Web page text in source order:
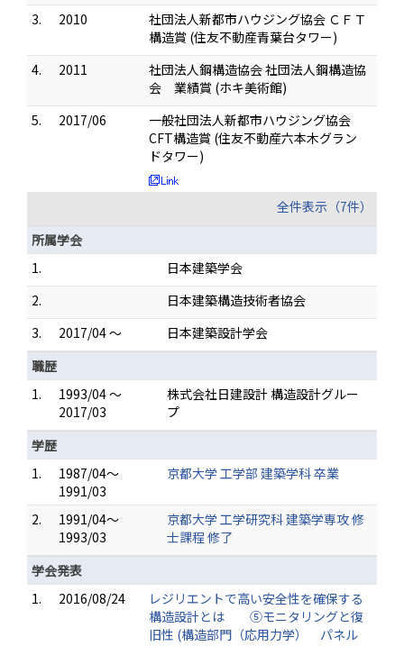
3.
2010
社団法人新都市ハウジング協会 ＣＦＴ
構造賞 (住友不動産青葉台タワー)
4.
2011
社団法人鋼構造協会 社団法人鋼構造協
会 業績賞 (ホキ美術館)
5.
2017/06
一般社団法人新都市ハウジング協会
CFT構造賞 (住友不動産六本木グラン
ドタワー)
全件表示（7件）
所属学会
1.
日本建築学会
2.
日本建築構造技術者協会
3.
2017/04 ～
日本建築設計学会
職歴
1.
1993/04 ～
2017/03
株式会社日建設計 構造設計グルー
プ
学歴
1.
1987/04～
1991/03
京都大学 工学部 建築学科 卒業
2.
1991/04～
1993/03
京都大学 工学研究科 建築学専攻 修
士課程 修了
学会発表
1.
2016/08/24
レジリエントで高い安全性を確保する
構造設計とは ⑤モニタリングと復
旧性 (構造部門（応用力学） パネル